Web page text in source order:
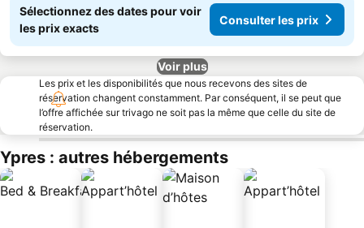
Sélectionnez des dates pour voir
les prix exacts
Consulter les prix
Voir plus
Les prix et les disponibilités que nous recevons des sites de
réservation changent constamment. Par conséquent, il se peut que
l’offre affichée sur trivago ne soit pas la même que celle du site de
réservation.
Ypres : autres hébergements